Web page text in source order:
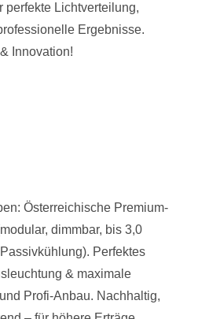
perfekte Lichtverteilung,
Ergebnisse.
Innovation!
Österreichische Premium-
dimmbar, bis 3,0
Perfektes
& maximale
Profi-Anbau. Nachhaltig,